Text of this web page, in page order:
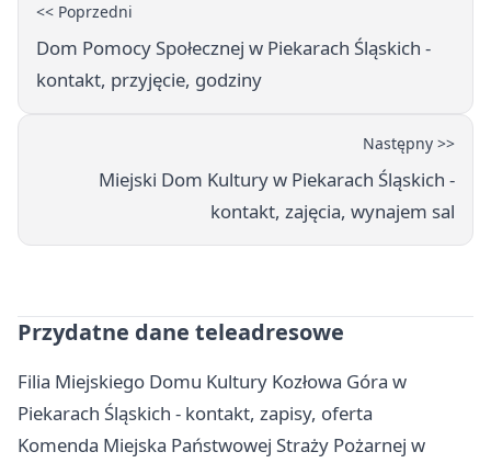
<< Poprzedni
Dom Pomocy Społecznej w Piekarach Śląskich -
kontakt, przyjęcie, godziny
Następny >>
Miejski Dom Kultury w Piekarach Śląskich -
kontakt, zajęcia, wynajem sal
Przydatne dane teleadresowe
Filia Miejskiego Domu Kultury Kozłowa Góra w
Piekarach Śląskich - kontakt, zapisy, oferta
Komenda Miejska Państwowej Straży Pożarnej w